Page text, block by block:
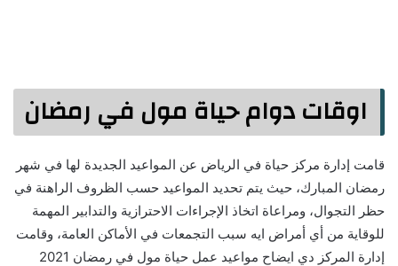
اوقات دوام حياة مول في رمضان
قامت إدارة مركز حياة في الرياض عن المواعيد الجديدة لها في شهر
رمضان المبارك، حيث يتم تحديد المواعيد حسب الظروف الراهنة في
حظر التجوال، ومراعاة اتخاذ الإجراءات الاحترازية والتدابير المهمة
للوقاية من أي أمراض ايه سبب التجمعات في الأماكن العامة، وقامت
إدارة المركز دي ايضاح مواعيد عمل حياة مول في رمضان 2021